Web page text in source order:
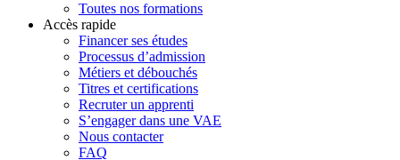
Toutes nos formations
Accès rapide
Financer ses études
Processus d’admission
Métiers et débouchés
Titres et certifications
Recruter un apprenti
S’engager dans une VAE
Nous contacter
FAQ